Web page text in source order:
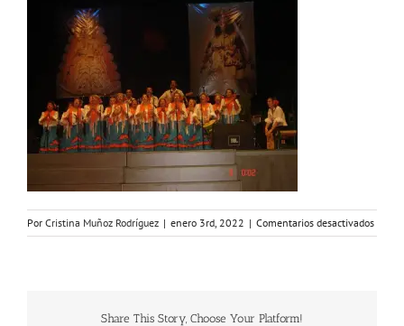
Por Cristina Muñoz Rodríguez | enero 3rd, 2022 | Comentarios desactivadosen
Share This Story, Choose Your Platform!